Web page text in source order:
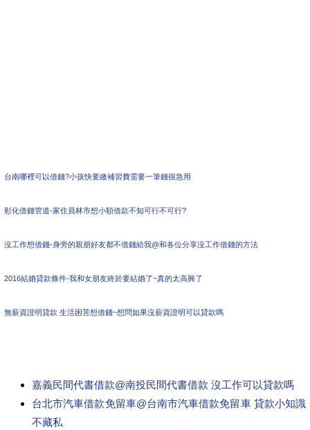
台南哪裡可以借錢?小孩快要繳補習費需要一筆錢很急用
彰化借錢管道-家住員林市想小額借款不知可行不可行?
沒工作想借錢-身旁的親朋好友都不借錢給我@和各位分享沒工作借錢的方法
2016結婚貸款條件-我和女朋友終於要結婚了~真的太高興了
無薪資證明貸款 生活困苦想借錢~想問如果沒薪資證明可以貸款嗎
嘉義民間代書借款@南投民間代書借款 沒工作可以貸款嗎
台北市汽車借款免留車@台南市汽車借款免留車 貸款小知識
不藏私